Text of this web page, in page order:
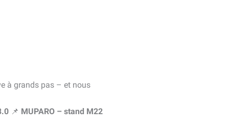
à grands pas – et nous
📌 MUPARO – stand M22